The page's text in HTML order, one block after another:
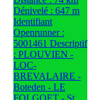
Dénivelé : 647 m
Identifiant
Openrunner :
5001461 Descriptif
: PLOUVIEN -
LOC-
BREVALAIRE -
Boteden - LE